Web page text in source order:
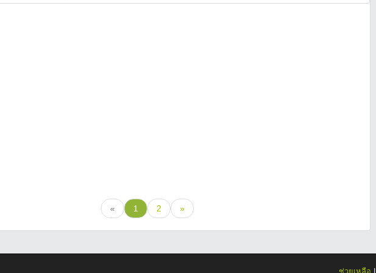
« 1 2 »